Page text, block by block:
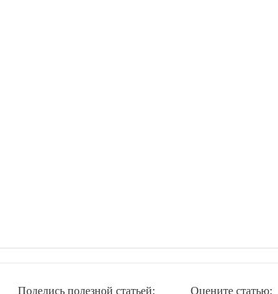
Оцените статью:
Поделись полезной статьей: